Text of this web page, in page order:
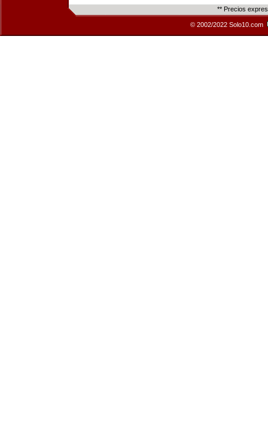
** Precios
© 2002/2022 Solo10.com